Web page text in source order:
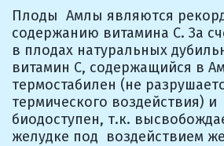
Плоды  Амлы являются
содержанию витамина С. За
в плодах натуральных
витамин С, содержащийся в
термостабилен (не
термического воздействия)
биодоступен, т.к.
желудке под  воздействием